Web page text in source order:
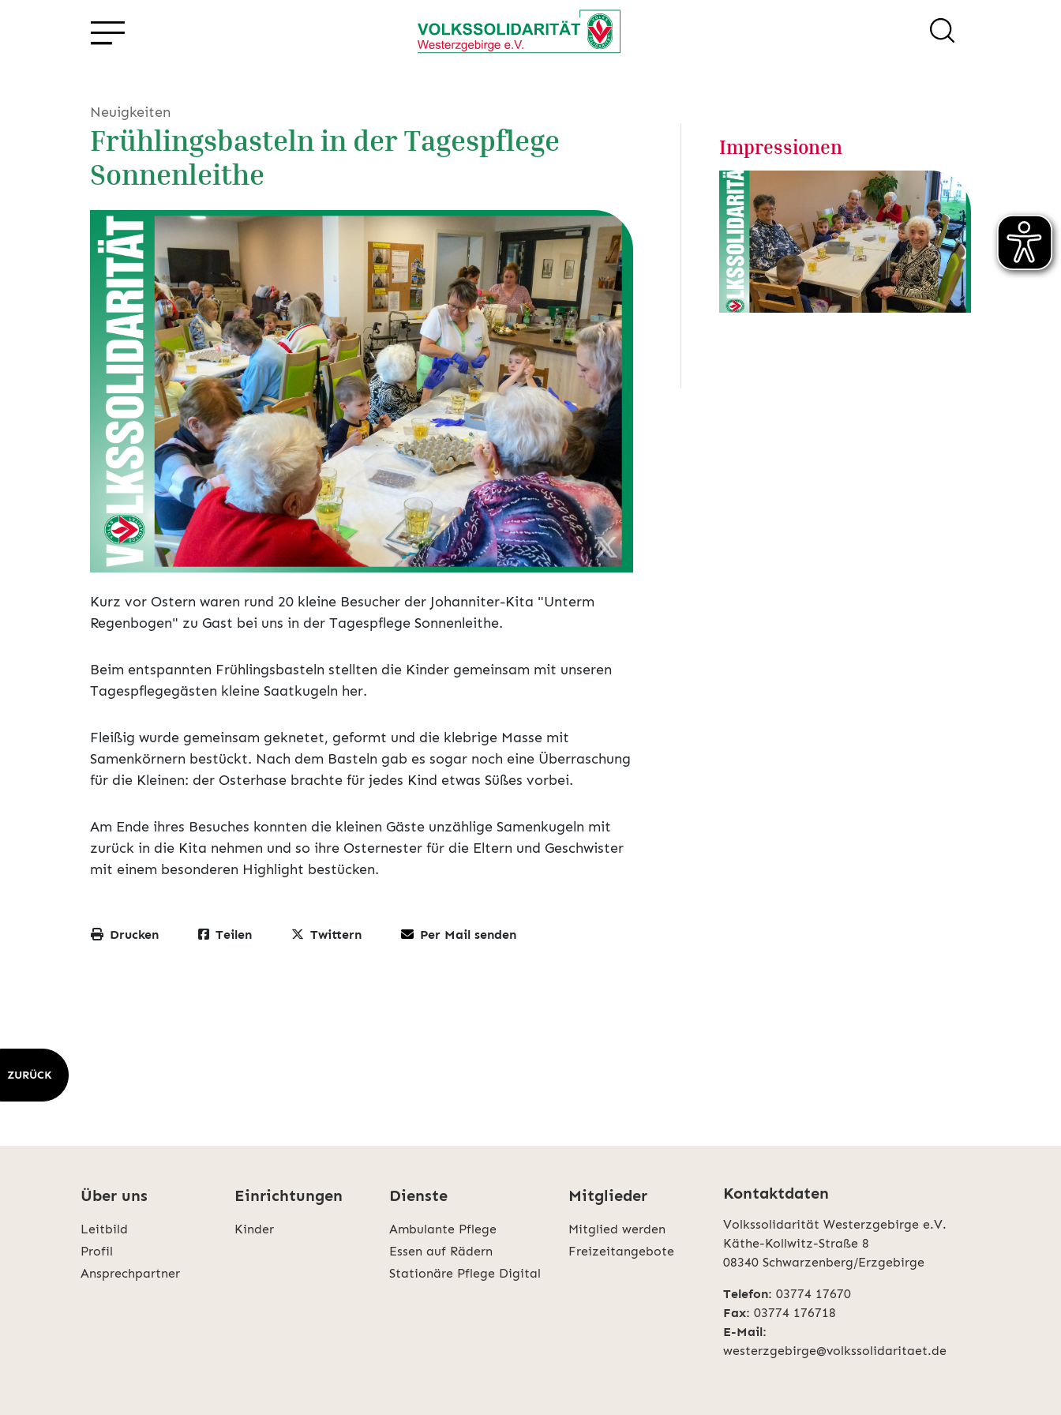
Neuigkeiten
Frühlingsbasteln in der Tagespflege
Sonnenleithe
Kurz vor Ostern waren rund 20 kleine Besucher der Johanniter-Kita "Unterm
Regenbogen" zu Gast bei uns in der Tagespflege Sonnenleithe.
Beim entspannten Frühlingsbasteln stellten die Kinder gemeinsam mit unseren
Tagespflegegästen kleine Saatkugeln her.
Fleißig wurde gemeinsam geknetet, geformt und die klebrige Masse mit
Samenkörnern bestückt. Nach dem Basteln gab es sogar noch eine Überraschung
für die Kleinen: der Osterhase brachte für jedes Kind etwas Süßes vorbei.
Am Ende ihres Besuches konnten die kleinen Gäste unzählige Samenkugeln mit
zurück in die Kita nehmen und so ihre Osternester für die Eltern und Geschwister
mit einem besonderen Highlight bestücken.
Drucken Teilen Twittern Per Mail senden
Impressionen
ZURÜCK
Über uns
Leitbild
Profil
Ansprechpartner
Einrichtungen
Kinder
Dienste
Ambulante Pflege
Essen auf Rädern
Stationäre Pflege Digital
Mitglieder
Mitglied werden
Freizeitangebote
Kontaktdaten
Volkssolidarität Westerzgebirge e.V.
Käthe-Kollwitz-Straße 8
08340 Schwarzenberg/Erzgebirge
Telefon: 03774 17670
Fax: 03774 176718
E-Mail:
westerzgebirge@volkssolidaritaet.de